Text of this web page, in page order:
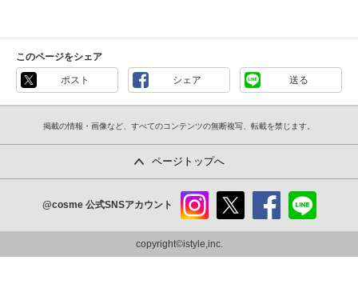
このページをシェア
ポスト シェア 送る
掲載の情報・画像など、すべてのコンテンツの無断複写、転載を禁じます。
ページトップへ
@cosme 公式SNSアカウント
ram
copyright©istyle,inc.